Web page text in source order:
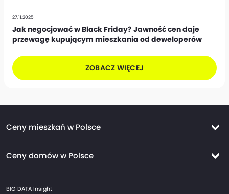
27.11.2025
Jak negocjować w Black Friday? Jawność cen daje
przewagę kupującym mieszkania od deweloperów
ZOBACZ WIĘCEJ
Ceny mieszkań w Polsce
Ceny mieszkań Kraków
Ceny domów w Polsce
Ceny domów Kraków
BIG DATA Insight